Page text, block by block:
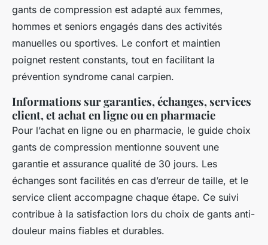
gants de compression est adapté aux femmes,
hommes et seniors engagés dans des activités
manuelles ou sportives. Le confort et maintien
poignet restent constants, tout en facilitant la
prévention syndrome canal carpien.
Informations sur garanties, échanges, services
client, et achat en ligne ou en pharmacie
Pour l’achat en ligne ou en pharmacie, le guide choix
gants de compression mentionne souvent une
garantie et assurance qualité de 30 jours. Les
échanges sont facilités en cas d’erreur de taille, et le
service client accompagne chaque étape. Ce suivi
contribue à la satisfaction lors du choix de gants anti-
douleur mains fiables et durables.